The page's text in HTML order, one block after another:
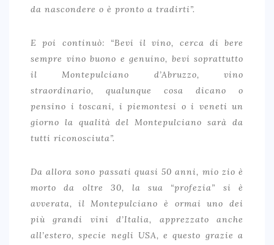
da nascondere o è pronto a tradirti”.
E poi continuò: “Bevi il vino, cerca di bere
sempre vino buono e genuino, bevi soprattutto
il Montepulciano d’Abruzzo, vino
straordinario, qualunque cosa dicano o
pensino i toscani, i piemontesi o i veneti un
giorno la qualità del Montepulciano sarà da
tutti riconosciuta”.
Da allora sono passati quasi 50 anni, mio zio è
morto da oltre 30, la sua “profezia” si è
avverata, il Montepulciano è ormai uno dei
più grandi vini d’Italia, apprezzato anche
all’estero, specie negli USA, e questo grazie a